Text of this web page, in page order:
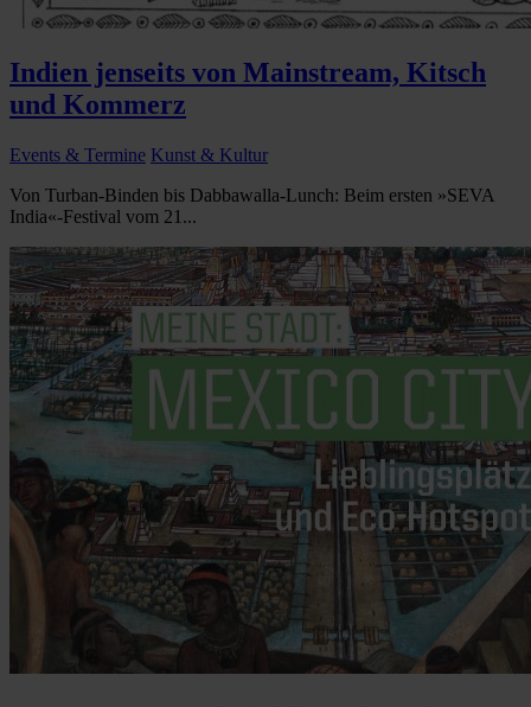
Indien jenseits von Mainstream, Kitsch
und Kommerz
Events & Termine Kunst & Kultur
Von Turban-Binden bis Dabbawalla-Lunch: Beim ersten »SEVA
India«-Festival vom 21...